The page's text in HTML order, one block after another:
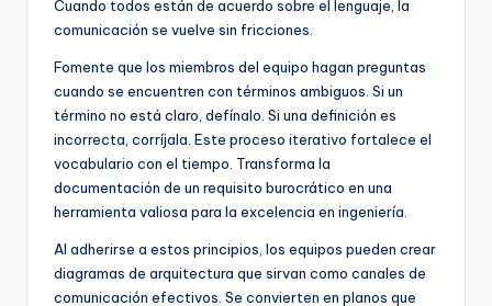
Cuando todos están de acuerdo sobre el lenguaje, la
comunicación se vuelve sin fricciones.
Fomente que los miembros del equipo hagan preguntas
cuando se encuentren con términos ambiguos. Si un
término no está claro, defínalo. Si una definición es
incorrecta, corríjala. Este proceso iterativo fortalece el
vocabulario con el tiempo. Transforma la
documentación de un requisito burocrático en una
herramienta valiosa para la excelencia en ingeniería.
Al adherirse a estos principios, los equipos pueden crear
diagramas de arquitectura que sirvan como canales de
comunicación efectivos. Se convierten en planos que